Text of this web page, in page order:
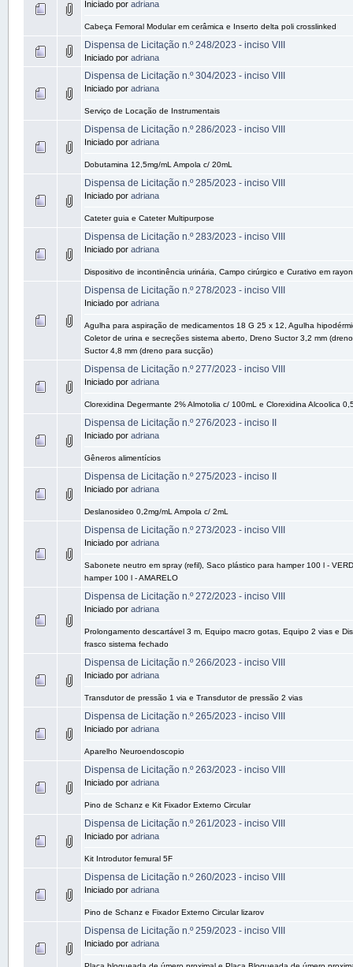
Iniciado por adriana
Cabeça Femoral Modular em cerâmica e Inserto delta poli crosslinked
Dispensa de Licitação n.º 248/2023 - inciso VIII
Iniciado por adriana
Dispensa de Licitação n.º 304/2023 - inciso VIII
Iniciado por adriana
Serviço de Locação de Instrumentais
Dispensa de Licitação n.º 286/2023 - inciso VIII
Iniciado por adriana
Dobutamina 12,5mg/mL Ampola c/ 20mL
Dispensa de Licitação n.º 285/2023 - inciso VIII
Iniciado por adriana
Cateter guia e Cateter Multipurpose
Dispensa de Licitação n.º 283/2023 - inciso VIII
Iniciado por adriana
Dispositivo de incontinência urinária, Campo cirúrgico e Curativo em
Dispensa de Licitação n.º 278/2023 - inciso VIII
Iniciado por adriana
Agulha para aspiração de medicamentos 18 G 25 x 12, Agulha
Coletor de urina e secreções sistema aberto, Dreno Suctor 3,2 mm
Suctor 4,8 mm (dreno para sucção)
Dispensa de Licitação n.º 277/2023 - inciso VIII
Iniciado por adriana
Clorexidina Degermante 2% Almotolia c/ 100mL e Clorexidina Alcoolica
Dispensa de Licitação n.º 276/2023 - inciso II
Iniciado por adriana
Gêneros alimentícios
Dispensa de Licitação n.º 275/2023 - inciso II
Iniciado por adriana
Deslanosideo 0,2mg/mL Ampola c/ 2mL
Dispensa de Licitação n.º 273/2023 - inciso VIII
Iniciado por adriana
Sabonete neutro em spray (refil), Saco plástico para hamper 100 l -
hamper 100 l - AMARELO
Dispensa de Licitação n.º 272/2023 - inciso VIII
Iniciado por adriana
Prolongamento descartável 3 m, Equipo macro gotas, Equipo 2 vias e
frasco sistema fechado
Dispensa de Licitação n.º 266/2023 - inciso VIII
Iniciado por adriana
Transdutor de pressão 1 via e Transdutor de pressão 2 vias
Dispensa de Licitação n.º 265/2023 - inciso VIII
Iniciado por adriana
Aparelho Neuroendoscopio
Dispensa de Licitação n.º 263/2023 - inciso VIII
Iniciado por adriana
Pino de Schanz e Kit Fixador Externo Circular
Dispensa de Licitação n.º 261/2023 - inciso VIII
Iniciado por adriana
Kit Introdutor femural 5F
Dispensa de Licitação n.º 260/2023 - inciso VIII
Iniciado por adriana
Pino de Schanz e Fixador Externo Circular lizarov
Dispensa de Licitação n.º 259/2023 - inciso VIII
Iniciado por adriana